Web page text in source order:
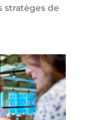
stratèges de